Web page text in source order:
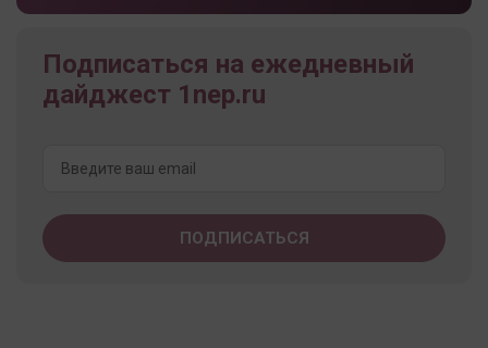
Подписаться на ежедневный
дайджест 1nep.ru